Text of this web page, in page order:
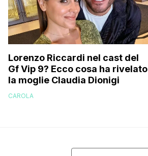
Lorenzo Riccardi nel cast del
Gf Vip 9? Ecco cosa ha rivelato
la moglie Claudia Dionigi
CAROLA